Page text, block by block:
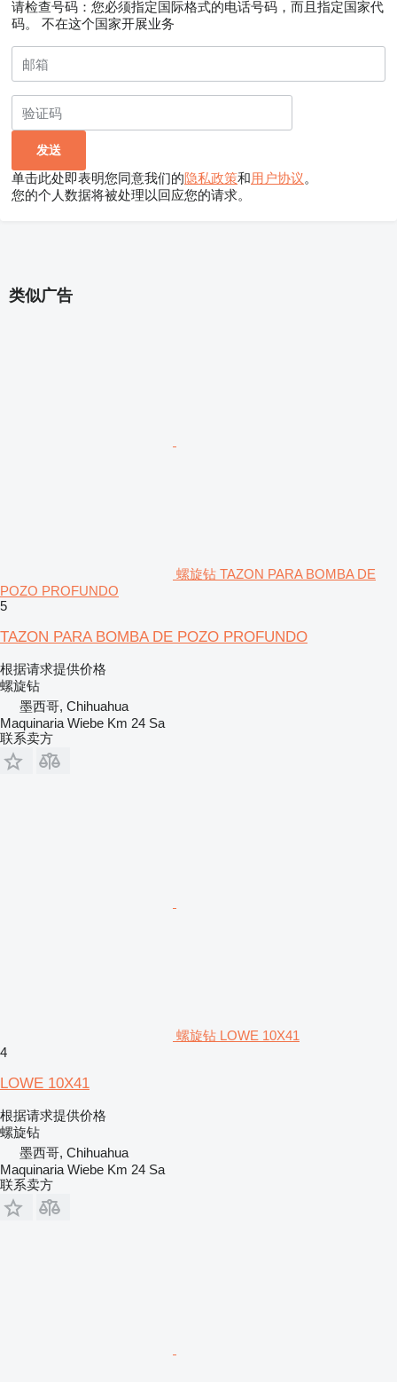
请检查号码：您必须指定国际格式的电话号码，而且指定国家代
码。
不在这个国家开展业务
单击此处即表明您同意我们的隐私政策和用户协议。
您的个人数据将被处理以回应您的请求。
类似广告
螺旋钻 TAZON PARA BOMBA DE
POZO PROFUNDO
5
TAZON PARA BOMBA DE POZO PROFUNDO
根据请求提供价格
螺旋钻
墨西哥, Chihuahua
Maquinaria Wiebe Km 24 Sa
联系卖方
螺旋钻 LOWE 10X41
4
LOWE 10X41
根据请求提供价格
螺旋钻
墨西哥, Chihuahua
Maquinaria Wiebe Km 24 Sa
联系卖方